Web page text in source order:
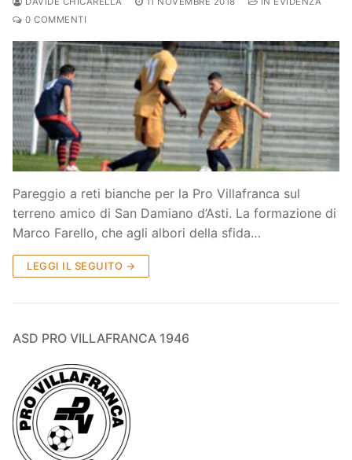
Home
Società
La Storia
Organigramma
Prima Squadra
Settore Giovanile
Piccoli amici
Pulcini
Eccellenza
Settore Giovanile
Contatti
Sponsor
0 COMMENTI
Pareggio a reti bianche per la Pro Villafranca sul
terreno amico di San Damiano d’Asti. La formazione di
Marco Farello, che agli albori della sfida…
LEGGI IL SEGUITO →
ASD PRO VILLAFRANCA 1946